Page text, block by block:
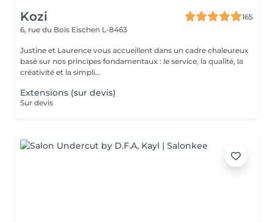
Kozi
165
6, rue du Bois Eischen L-8463
Justine et Laurence vous accueillent dans un cadre chaleureux
basé sur nos principes fondamentaux : le service, la qualité, la
créativité et la simpli...
Extensions (sur devis)
Sur devis